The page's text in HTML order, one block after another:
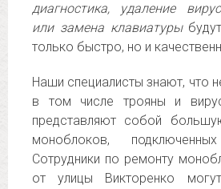
диагностика, удаление
или замена клавиатуры
только быстро, но и
Наши специалисты знают, что
в том числе трояны и
представляют собой
моноблоков,
Сотрудники по ремонту
от улицы Викторенко